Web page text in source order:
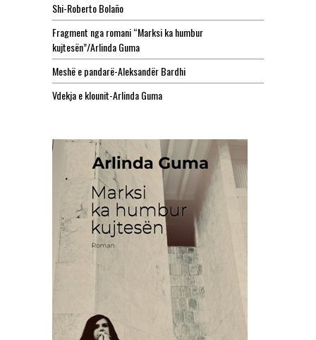
Shi-Roberto Bolaño
Fragment nga romani “Marksi ka humbur
kujtesën”/Arlinda Guma
Meshë e pandarë-Aleksandër Bardhi
Vdekja e klounit-Arlinda Guma